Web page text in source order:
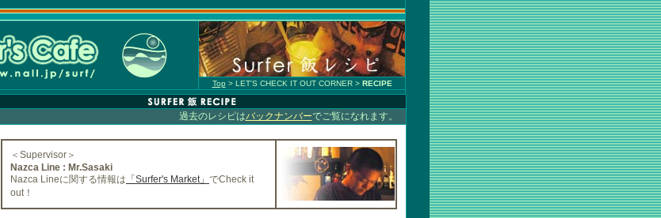
Top > LET'S CHECK IT OUT CORNER > RECIPE
過去のレシピはバックナンバーでご覧になれます。
＜Supervisor＞
Nazca Line : Mr.Sasaki
Nazca Lineに関する情報は 「Surfer's Market」 でCheck it
out！